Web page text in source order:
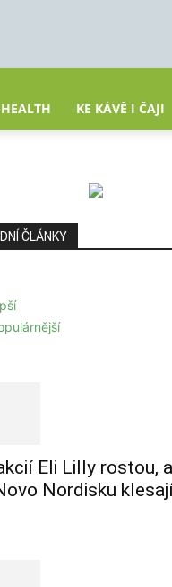
KE KÁVĚ I ČAJI
ČLÁNKY
Eli Lilly rostou,
Nordisku